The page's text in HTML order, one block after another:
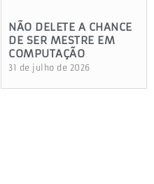
NÃO DELETE A CHANCE
DE SER MESTRE EM
COMPUTAÇÃO
31 de julho de 2026